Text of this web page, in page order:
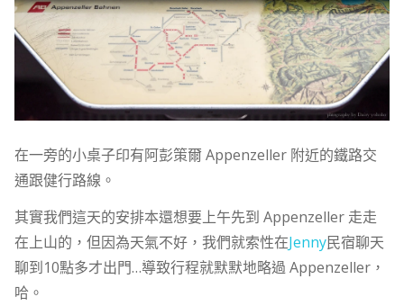
在一旁的小桌子印有阿彭策爾 Appenzeller 附近的鐵路交
通跟健行路線。
其實我們這天的安排本還想要上午先到 Appenzeller 走走
在上山的，但因為天氣不好，我們就索性在Jenny民宿聊天
聊到10點多才出門…導致行程就默默地略過 Appenzeller，
哈。